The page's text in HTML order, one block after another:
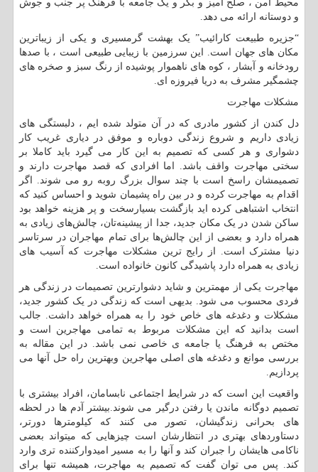
محیط امن ، صلح آمیز و بکر و یک جامعه با فرهنگ پر جنب و جوش
و دوستانه ارائه می دهد.
“جزیره طبیعت کارائیب” یک بهشت گرمسیری و یکی از زیباترین
مکان های جهان است. این سرزمین با زیبایی طبیعی است ، با صدها
رودخانه و آبشار ، کوه های ناهموار پوشیده از رنگ سبز و صخره های
چشمگیر مشرف به دریا فیروزه ای.
مشکلات مهاجرت
دل کندن از کشور مادری که در آن متولد شده ایم ، دلبستگی های
زیادی داریم و شروع زندگی دوباره و موفق در دیاری غریب کار
دشواری و هر کسی که تصمیم به این کار می گیرد باید کاملا بر
سختی مهاجرت واقف باشد. اما افرادی که قصد مهاجرت دارند و
تصمیمشان راسخ است با چند سوال بزرگ روبه رو می شوند. اگر
اقدام به مهاجرت کرده و در بین راه پشیمان شوید و احساس کنید که
انتخاب اشتباهی کرده اید بازگشت بسیارسخت و پر هزینه خواهد بود
ساکن شدن در یک مکان جدید، جدا از پیشینه‌تان، چالش‌های زیادی به
همراه دارد و بعضی از این چالش‌ها برای تمام مهاجران در سرتاسر
دنیا مشترک است. از رایج ترین مشکلات مهاجرت که آسیب های
زیادی به همراه دارد پاشیدگی کانون خانواده است.
مهاجرت یکی از مهمترین و شاید دشوارترین تصمیمات در زندگی هر
فردی محسوب می شود. بدیهی است که زندگی در یک کشور جدید،
مشکلات و دغدغه های خاص خود را به همراه خواهد داشت. جالب
است بدانید که این مشکلات مربوط به تمامی مهاجرین است و
مختص به فرهنگ یا جامعه ی خاصی نمی باشد. در این مقاله به
بررسی موانع و دغدغه های اصلی مهاجرین وبهترین راه حل آنها می
پردازیم.
واقعیت این است که در شرایط اجتماعی نابسامان، افراد بیشتری با
تصمیم دوگانه ماندن یا رفتن درگیر می شوند.بیشتر آدم ها در لحظه
های بحرانی زندگیشان، تصور می کنند که کیلومترها دورتر،
دستاوردهای بهتری در انتظارشان است چیزهایی که میتواند بعضی
ناکامی هایشان را جبران کند و آنها را به مسیر امیدوارکننده تری وارد
کند. پس می توان گفت که تصمیم به مهاجرت، همیشه تنها برای